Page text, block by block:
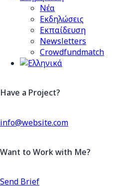
Νέα
Εκδηλώσεις
Εκπαίδευση
Newsletters
Crowdfundmatch
Have a Project?
info@website.com
Want to Work with Me?
Send Brief